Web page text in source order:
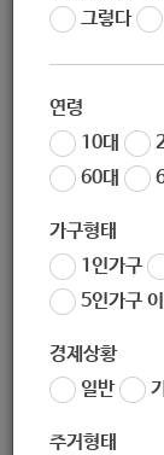
그렇다
연령
10대
60대
가구형태
1인가구
5인가구
경제상황
일반
주거형태
작성일 2020-
K1iAw/viewform